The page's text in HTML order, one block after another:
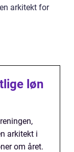
arkitekt for
løn
arkitekt i
om året.